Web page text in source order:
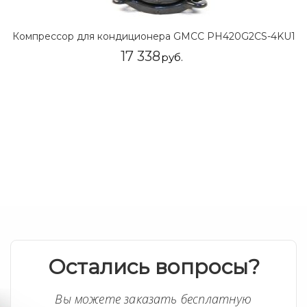
Компрессор для кондиционера GMCC PH420G2CS-4KU1
17 338руб.
Остались вопросы?
Вы можете заказать бесплатную